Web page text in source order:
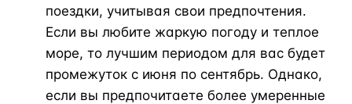
поездки, учитывая свои предпочтения.
Если вы любите жаркую погоду и теплое
море, то лучшим периодом для вас будет
промежуток с июня по сентябрь. Однако,
если вы предпочитаете более умеренные